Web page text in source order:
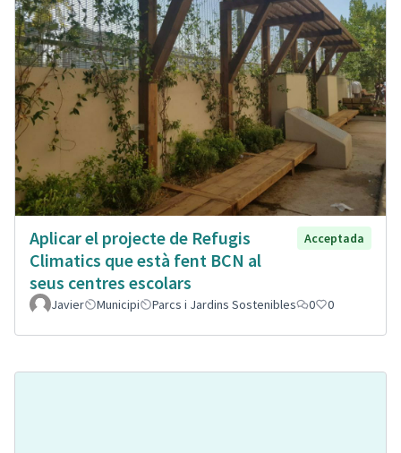
Aplicar el projecte de Refugis
Climatics que està fent BCN al
seus centres escolars
Acceptada
Javier Municipi Parcs i Jardins Sostenibles 0 0